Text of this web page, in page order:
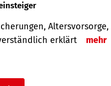
Altersvorsorge,
erklärt
mehr